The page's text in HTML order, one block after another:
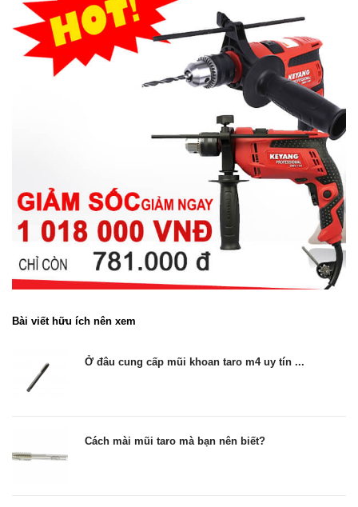
Bài viết hữu ích nên xem
Ở đâu cung cấp mũi khoan taro m4 uy tín ...
Cách mài mũi taro mà bạn nên biết?